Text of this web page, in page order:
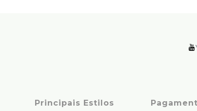
Principais Estilos